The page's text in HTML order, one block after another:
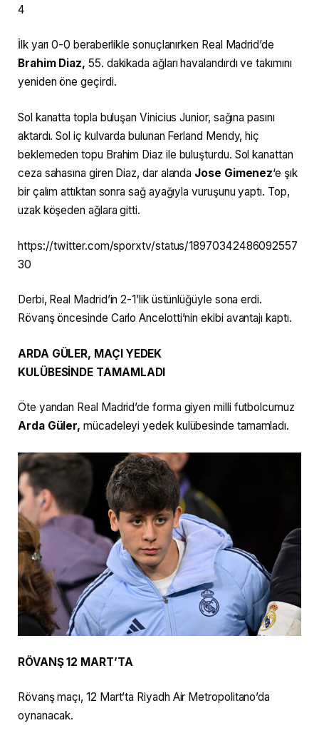
4
İlk yarı 0-0 beraberlikle sonuçlanırken Real Madrid’de
Brahim Diaz, 55. dakikada ağları havalandırdı ve takımını
yeniden öne geçirdi.
Sol kanatta topla buluşan Vinicius Junior, sağına pasını
aktardı. Sol iç kulvarda bulunan Ferland Mendy, hiç
beklemeden topu Brahim Diaz ile buluşturdu. Sol kanattan
ceza sahasına giren Diaz, dar alanda Jose Gimenez‘e şık
bir çalım attıktan sonra sağ ayağıyla vuruşunu yaptı. Top,
uzak köşeden ağlara gitti.
https://twitter.com/sporxtv/status/18970342486092557
30
Derbi, Real Madrid’in 2-1’lik üstünlüğüyle sona erdi.
Rövanş öncesinde Carlo Ancelotti’nin ekibi avantajı kaptı.
ARDA GÜLER, MAÇI YEDEK
KULÜBESİNDE TAMAMLADI
Öte yandan Real Madrid’de forma giyen milli futbolcumuz
Arda Güler, mücadeleyi yedek kulübesinde tamamladı.
RÖVANŞ 12 MART’TA
Rövanş maçı, 12 Mart’ta Riyadh Air Metropolitano’da
oynanacak.